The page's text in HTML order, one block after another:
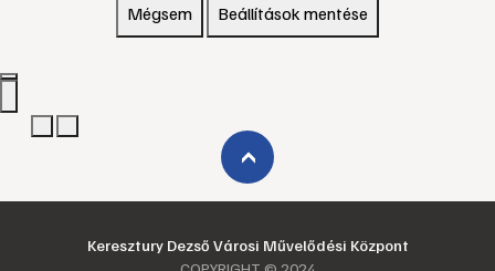
Mégsem Beállítások mentése
›
Keresztury Dezső Városi Művelődési Központ